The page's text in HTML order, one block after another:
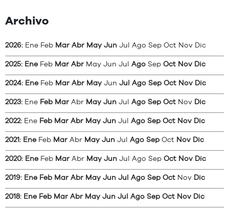
Archivo
2026: Ene Feb Mar Abr May Jun Jul Ago Sep Oct Nov Dic
2025: Ene Feb Mar Abr May Jun Jul Ago Sep Oct Nov Dic
2024: Ene Feb Mar Abr May Jun Jul Ago Sep Oct Nov Dic
2023: Ene Feb Mar Abr May Jun Jul Ago Sep Oct Nov Dic
2022: Ene Feb Mar Abr May Jun Jul Ago Sep Oct Nov Dic
2021: Ene Feb Mar Abr May Jun Jul Ago Sep Oct Nov Dic
2020: Ene Feb Mar Abr May Jun Jul Ago Sep Oct Nov Dic
2019: Ene Feb Mar Abr May Jun Jul Ago Sep Oct Nov Dic
2018: Ene Feb Mar Abr May Jun Jul Ago Sep Oct Nov Dic